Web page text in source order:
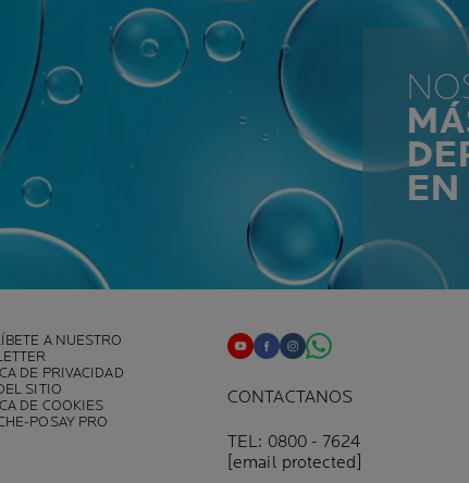
A NUESTRO
DE PRIVACIDAD
SITIO
DE COOKIES
POSAY PRO
CONTACTANOS
TEL: 0800 - 7624
[email protected]